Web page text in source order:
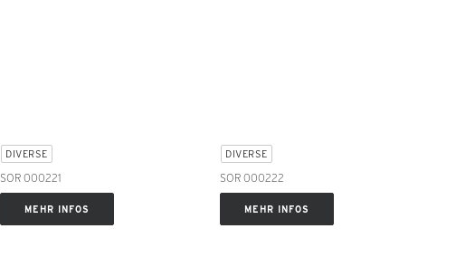
DIVERSE
SOR 000221
MEHR INFOS
DIVERSE
SOR 000222
MEHR INFOS